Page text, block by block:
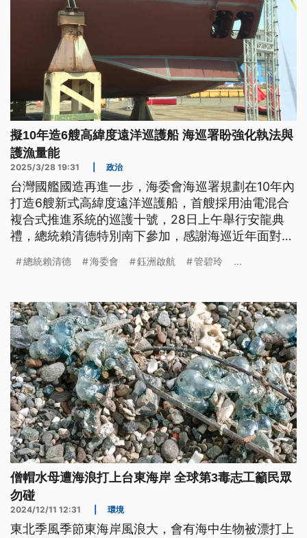
擬10年造6艘高緯度遠洋巡護船 海巡署盼強化執法與
護漁量能
2025/3/28 19:31 政治
台灣國艦國造再進一步，海委會海巡署規劃在10年內
打造6艘新式高緯度遠洋巡護船，首艘採用油電混合
複合式推進系統的巡護十號，28日上午舉行安龍典
禮，總統賴清德特別南下參加，感謝海巡近年面對中
入，能讓海巡實力更上一層樓。
總統賴清德 海委會 鈺洲啟航 管碧玲 ...
僧帽水母遭海浪打上台東海岸 全球第3毒志工籲民眾
勿碰
2024/12/11 12:31 環境
東北季風季節東海岸風浪大，會有海中生物被漂打上